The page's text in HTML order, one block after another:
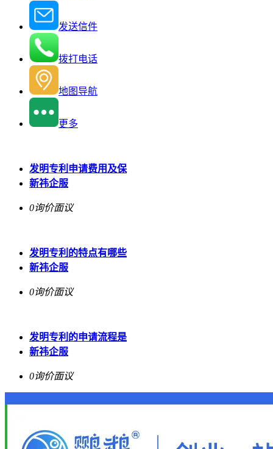
发送信件
拨打电话
地图导航
更多
发明专利申请费用及保
新祎企服
0询价面议
发明专利的特点有哪些
新祎企服
0询价面议
发明专利的申请流程是
新祎企服
0询价面议